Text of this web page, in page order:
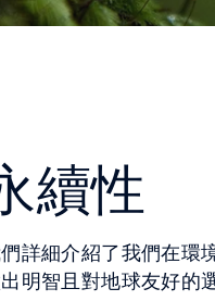
續性
詳細介紹了我們在環
明智且對地球友好的